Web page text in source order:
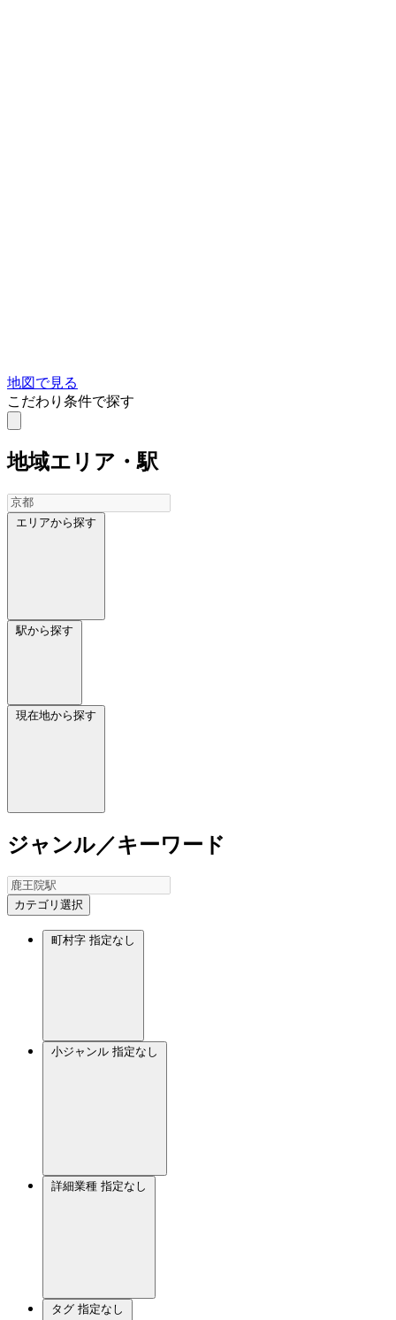
地図で見る
こだわり条件で探す
地域エリア・駅
エリアから探す
駅から探す
現在地から探す
ジャンル／キーワード
カテゴリ選択
町村字 指定なし
小ジャンル 指定なし
詳細業種 指定なし
タグ 指定なし